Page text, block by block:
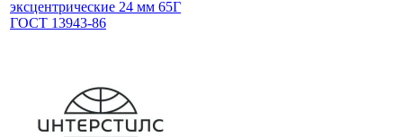
эксцентрические 24 мм 65Г
ГОСТ 13943-86